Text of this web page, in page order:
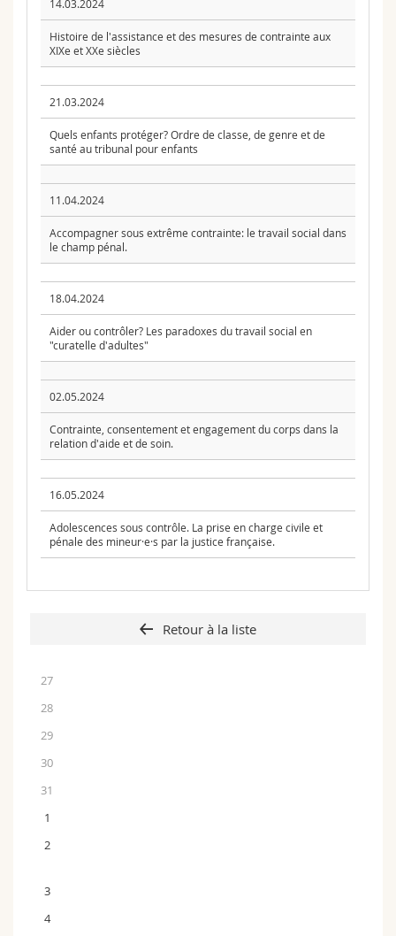
14.03.2024
Histoire de l'assistance et des mesures de contrainte aux
XIXe et XXe siècles
21.03.2024
Quels enfants protéger? Ordre de classe, de genre et de
santé au tribunal pour enfants
11.04.2024
Accompagner sous extrême contrainte: le travail social dans
le champ pénal.
18.04.2024
Aider ou contrôler? Les paradoxes du travail social en
"curatelle d'adultes"
02.05.2024
Contrainte, consentement et engagement du corps dans la
relation d'aide et de soin.
16.05.2024
Adolescences sous contrôle. La prise en charge civile et
pénale des mineur·e·s par la justice française.
Retour à la liste
27
28
29
30
31
1
2
3
4